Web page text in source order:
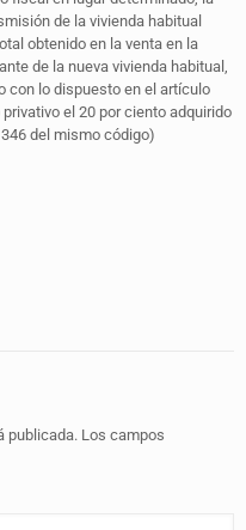
de la vivienda habitual
obtenido en la venta en la
de la nueva vivienda habitual,
con lo dispuesto en el artículo
el 20 por ciento adquirido
del mismo código)
publicada. Los campos